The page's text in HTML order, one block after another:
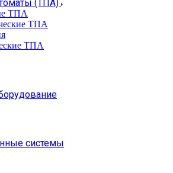
(ТПА)
ТПА
ТПА
ТПА
системы